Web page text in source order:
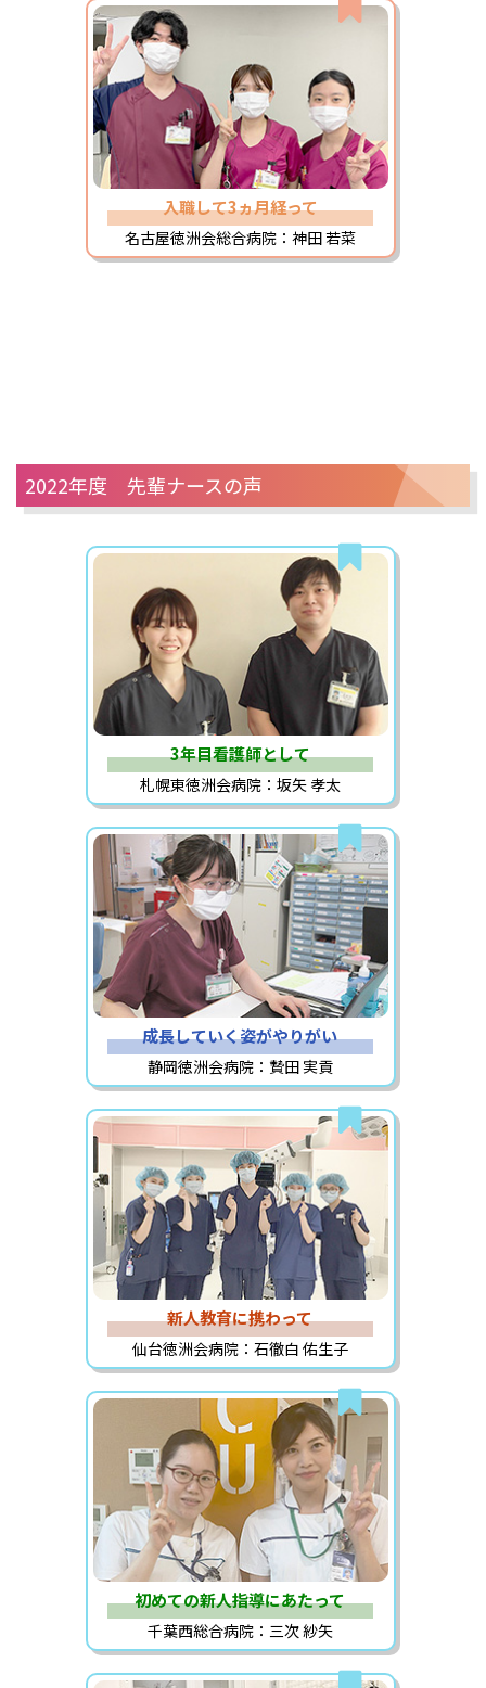
入職して3ヵ月経って
名古屋徳洲会総合病院：神田 若菜
2022年度 先輩ナースの声
3年目看護師として
札幌東徳洲会病院：坂矢 孝太
成長していく姿がやりがい
静岡徳洲会病院：贄田 実貢
新人教育に携わって
仙台徳洲会病院：石徹白 佑生子
初めての新人指導にあたって
千葉西総合病院：三次 紗矢